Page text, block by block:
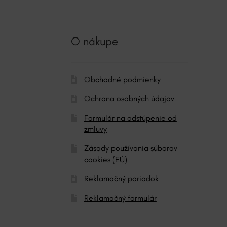
e
O nákupe
Obchodné podmienky
Ochrana osobných údajov
Formulár na odstúpenie od
zmluvy
Zásady používania súborov
cookies (EÚ)
Reklamačný poriadok
Reklamačný formulár